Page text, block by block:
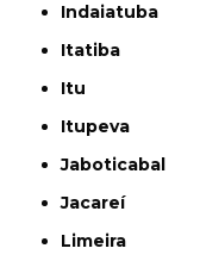
Indaiatuba
Itatiba
Itu
Itupeva
Jaboticabal
Jacareí
Limeira